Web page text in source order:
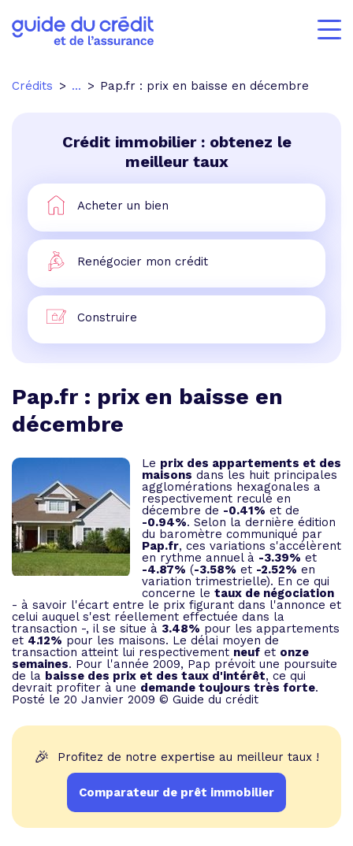
Crédits ... Pap.fr : prix en baisse en décembre
Crédit immobilier : obtenez le
meilleur taux
Acheter un bien
Renégocier mon crédit
Construire
Pap.fr : prix en baisse en
décembre
Le prix des appartements et des
maisons dans les huit principales
agglomérations hexagonales a
respectivement reculé en
décembre de -0.41% et de
-0.94%. Selon la dernière édition
du baromètre communiqué par
Pap.fr, ces variations s'accélèrent
en rythme annuel à -3.39% et
-4.87% (-3.58% et -2.52% en
variation trimestrielle). En ce qui
concerne le taux de négociation
- à savoir l'écart entre le prix figurant dans l'annonce et
celui auquel s'est réellement effectuée dans la
transaction -, il se situe à 3.48% pour les appartements
et 4.12% pour les maisons. Le délai moyen de
transaction atteint lui respectivement neuf et onze
semaines. Pour l'année 2009, Pap prévoit une poursuite
de la baisse des prix et des taux d'intérêt, ce qui
devrait profiter à une demande toujours très forte.
Posté le 20 Janvier 2009 © Guide du crédit
🎉 Profitez de notre expertise au meilleur taux !
Comparateur de prêt immobilier